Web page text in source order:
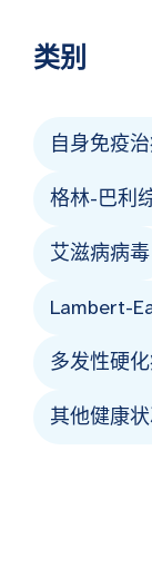
类别
自身免疫
格林-巴利
艾滋病病毒
Lambert-
多发性硬
其他健康